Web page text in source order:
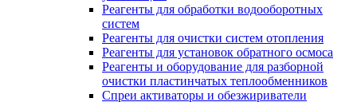
Реагенты для обработки водооборотных
систем
Реагенты для очистки систем отопления
Реагенты для установок обратного осмоса
Реагенты и оборудование для разборной
очистки пластинчатых теплообменников
Спреи активаторы и обезжириватели